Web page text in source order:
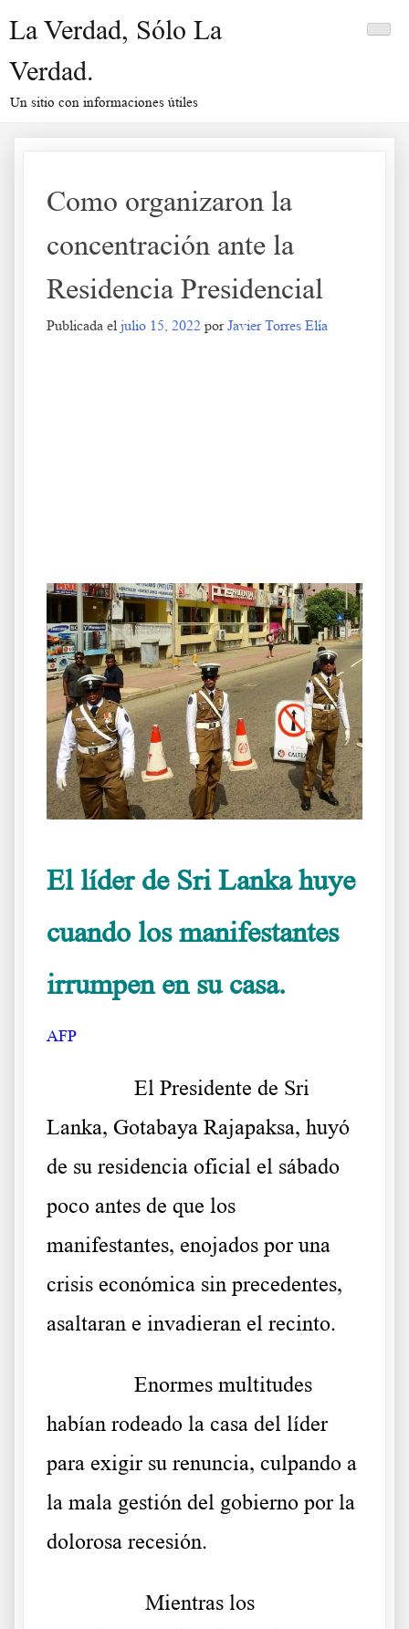
La Verdad, Sólo La
Verdad.
Un sitio con informaciones útiles
Como organizaron la
concentración ante la
Residencia Presidencial
Publicada el julio 15, 2022 porJavier Torres Elía
El líder de Sri Lanka huye
cuando los manifestantes
irrumpen en su casa.
AFP
El Presidente de Sri
Lanka, Gotabaya Rajapaksa, huyó
de su residencia oficial el sábado
poco antes de que los
manifestantes, enojados por una
crisis económica sin precedentes,
asaltaran e invadieran el recinto.
Enormes multitudes
habían rodeado la casa del líder
para exigir su renuncia, culpando a
la mala gestión del gobierno por la
dolorosa recesión.
Mientras los